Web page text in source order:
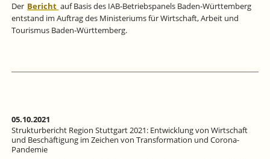
Der Bericht auf Basis des IAB‐Betriebspanels Baden‐Württemberg
entstand im Auftrag des Ministeriums für Wirtschaft, Arbeit und
Tourismus Baden‐Württemberg.
05.10.2021
Strukturbericht Region Stuttgart 2021: Entwicklung von Wirtschaft
und Beschäftigung im Zeichen von Transformation und Corona-
Pandemie